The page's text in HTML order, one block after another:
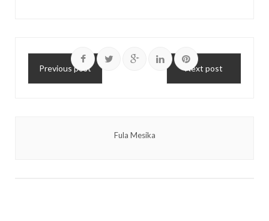
Previous post Next post
Fula Mesika